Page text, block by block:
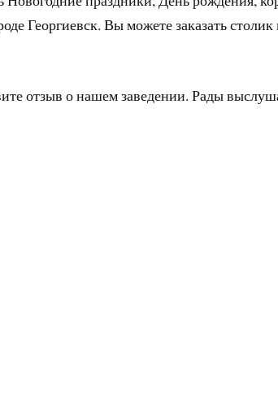
Георгиевск. Вы можете заказать
отзыв о нашем заведении. Рады